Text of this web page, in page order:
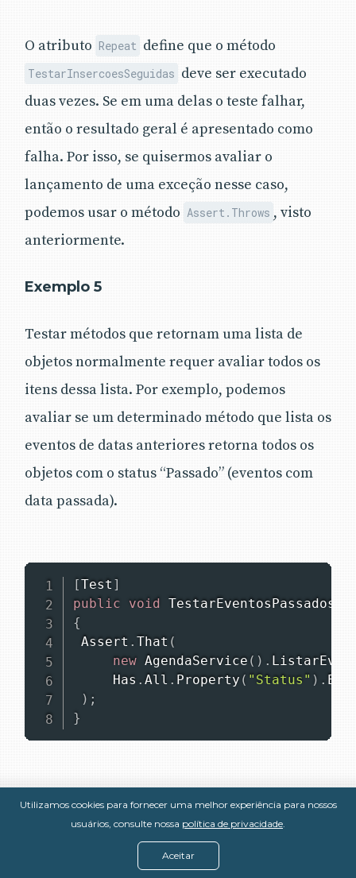
O atributo Repeat define que o método
TestarInsercoesSeguidas deve ser executado
duas vezes. Se em uma delas o teste falhar,
então o resultado geral é apresentado como
falha. Por isso, se quisermos avaliar o
lançamento de uma exceção nesse caso,
podemos usar o método Assert.Throws , visto
anteriormente.
Exemplo 5
Testar métodos que retornam uma lista de
objetos normalmente requer avaliar todos os
itens dessa lista. Por exemplo, podemos
avaliar se um determinado método que lista os
eventos de datas anteriores retorna todos os
objetos com o status “Passado” (eventos com
data passada).
[Test ]
public
void
{
Assert . That (
new AgendaService ( ) .
     Has
. All . Property ( "Status" ) .
) ;
}
O método ListarEventosPorData , da classe
AgendaService , deve retornar uma lista de
eventos cujas datas inicial e final estejam no
Utilizamos cookies para fornecer uma melhor experiência para nossos
usuários, consulte nossa política de privacidade.
Aceitar